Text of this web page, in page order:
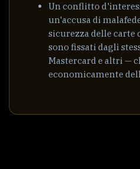
Un conflitto
un'accusa di
sicurezza delle carte
sono fissati dagli
Mastercard e altri —
economicamente